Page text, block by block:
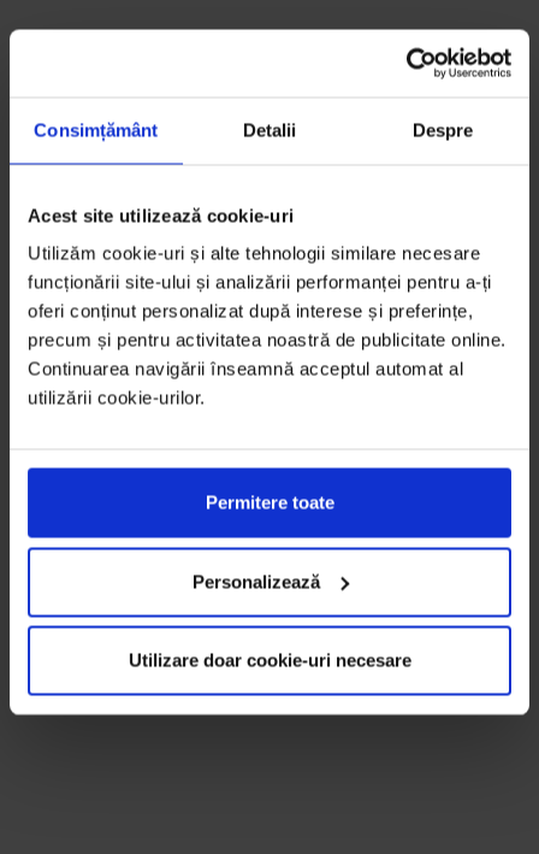
Consimțământ Detalii Despre
Acest site utilizează cookie-uri
Utilizăm cookie-uri și alte tehnologii similare necesare
funcționării site-ului și analizării performanței pentru a-ți
oferi conținut personalizat după interese și preferințe,
precum și pentru activitatea noastră de publicitate online.
Continuarea navigării înseamnă acceptul automat al
utilizării cookie-urilor.
Permitere toate
Personalizează
Utilizare doar cookie-uri necesare